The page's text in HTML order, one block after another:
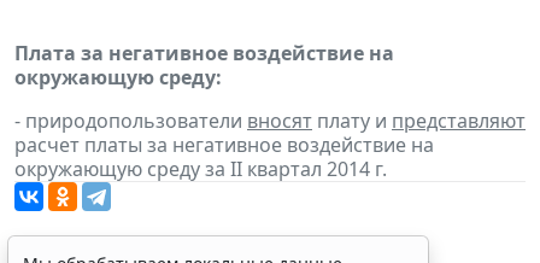
Плата за негативное воздействие на
окружающую среду:
- природопользователи вносят плату и представляют
расчет платы за негативное воздействие на
окружающую среду за II квартал 2014 г.